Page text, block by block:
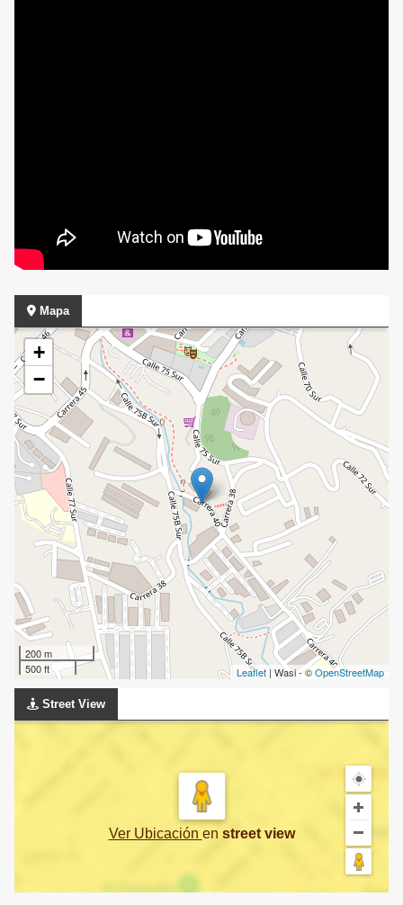
Mapa
+
−
200 m
500 ft
Leaflet | Wasi - ©OpenStreetMap
Street View
Ver Ubicación en street view